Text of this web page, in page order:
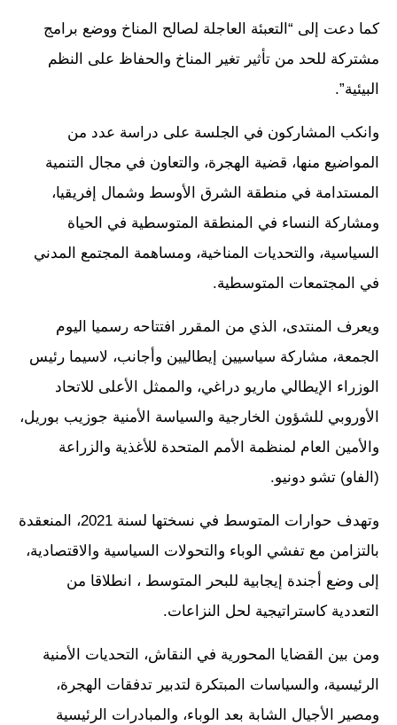
كما دعت إلى “التعبئة العاجلة لصالح المناخ ووضع برامج
مشتركة للحد من تأثير تغير المناخ والحفاظ على النظم
البيئية”.
وانكب المشاركون في الجلسة على دراسة عدد من
المواضيع منها، قضية الهجرة، والتعاون في مجال التنمية
المستدامة في منطقة الشرق الأوسط وشمال إفريقيا،
ومشاركة النساء في المنطقة المتوسطية في الحياة
السياسية، والتحديات المناخية، ومساهمة المجتمع المدني
في المجتمعات المتوسطية.
ويعرف المنتدى، الذي من المقرر افتتاحه رسميا اليوم
الجمعة، مشاركة سياسيين إيطاليين وأجانب، لاسيما رئيس
الوزراء الإيطالي ماريو دراغي، والممثل الأعلى للاتحاد
الأوروبي للشؤون الخارجية والسياسة الأمنية جوزيب بوريل،
والأمين العام لمنظمة الأمم المتحدة للأغذية والزراعة
(الفاو) تشو دونيو.
وتهدف حوارات المتوسط في نسختها لسنة 2021، المنعقدة
بالتزامن مع تفشي الوباء والتحولات السياسية والاقتصادية،
إلى وضع أجندة إيجابية للبحر المتوسط ، انطلاقا من
التعددية كاستراتيجية لحل النزاعات.
ومن بين القضايا المحورية في النقاش، التحديات الأمنية
الرئيسية، والسياسات المبتكرة لتدبير تدفقات الهجرة،
ومصير الأجيال الشابة بعد الوباء، والمبادرات الرئيسية